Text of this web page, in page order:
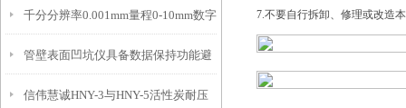
10mm！
特点
千分分辨率0.001mm量程0-10mm数字
埋头度仪技术参数！
管壁表面凹坑仪具备数据保持功能避
免测试过程中测针移动导致数据变动
信伟慧诚HNY-3与HNY-5活性炭耐压
7.不要自行拆卸、修理或改造